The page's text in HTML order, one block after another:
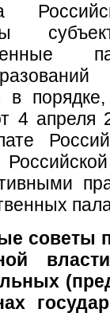
в
4 апреля
советы